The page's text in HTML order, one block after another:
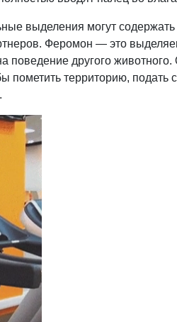
выделения могут
Феромон — это
другого животного.
пометить территорию, подать